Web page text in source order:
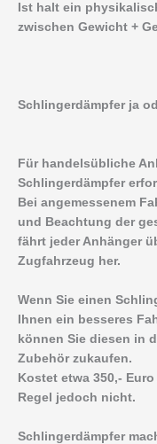
Ist halt ein
zwischen Gewicht +
Schlingerdämpfer ja
Für handelsübliche
Schlingerdämpfer
Bei angemessenem
und Beachtung der
fährt jeder Anhänger
Zugfahrzeug her.
Wenn Sie einen
Ihnen ein besseres
können Sie diesen in
Zubehör zukaufen.
Kostet etwa 350,-
Regel jedoch nicht.
Schlingerdämpfer